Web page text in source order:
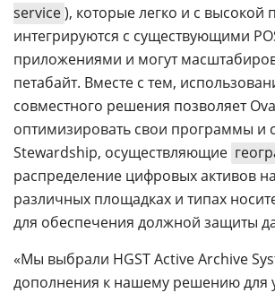
service), которые легко и с высокой
интегрируются с существующими
приложениями и могут
петабайт. Вместе с тем,
совместного решения позволяет
оптимизировать свои программы и
Stewardship, осуществляющие
распределение цифровых активов
различных площадках и типах
для обеспечения должной защиты
«Мы выбрали HGST Active Archive
дополнения к нашему решению для